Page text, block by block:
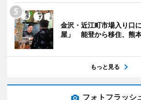
金沢・近江町市場入り口
屋」 能登から移住、熊
もっと見る
フォトフラッシ